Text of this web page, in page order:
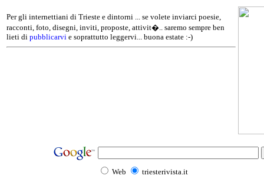
Per gli internettiani di Trieste e dintorni ... se volete inviarci poesie,
racconti, foto, disegni, inviti, proposte, attivit�.. saremo sempre ben
lieti di pubblicarvi e soprattutto leggervi... buona estate :-)
Web triesterivista.it